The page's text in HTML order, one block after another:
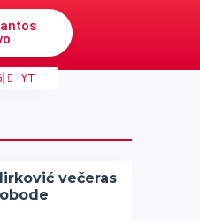
YT
večeras